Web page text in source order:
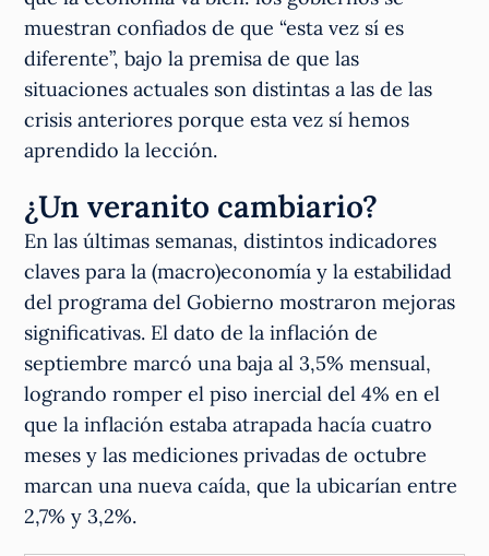
muestran confiados de que “esta vez sí es
diferente”, bajo la premisa de que las
situaciones actuales son distintas a las de las
crisis anteriores porque esta vez sí hemos
aprendido la lección.
¿Un veranito cambiario?
En las últimas semanas, distintos indicadores
claves para la (macro)economía y la estabilidad
del programa del Gobierno mostraron mejoras
significativas. El dato de la inflación de
septiembre marcó una baja al 3,5% mensual,
logrando romper el piso inercial del 4% en el
que la inflación estaba atrapada hacía cuatro
meses y las mediciones privadas de octubre
marcan una nueva caída, que la ubicarían entre
2,7% y 3,2%.